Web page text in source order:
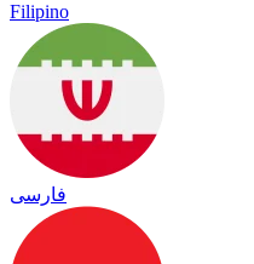
Filipino
فارسی